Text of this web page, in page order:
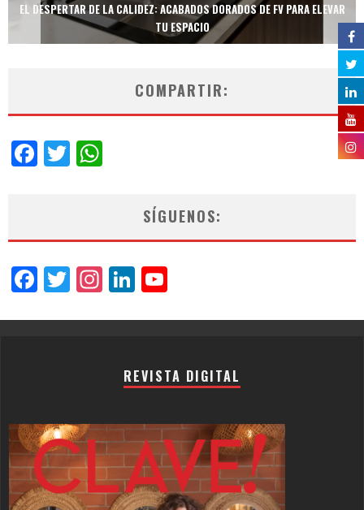
EL DESPERTAR DE LA CALIDEZ: ACABADOS DORADOS DE FV PARA ELEVAR
TU ESPACIO
COMPARTIR:
Facebook
Twitter
SÍGUENOS:
Facebook
Twitter
Instagram
LinkedIn
REVISTA DIGITAL